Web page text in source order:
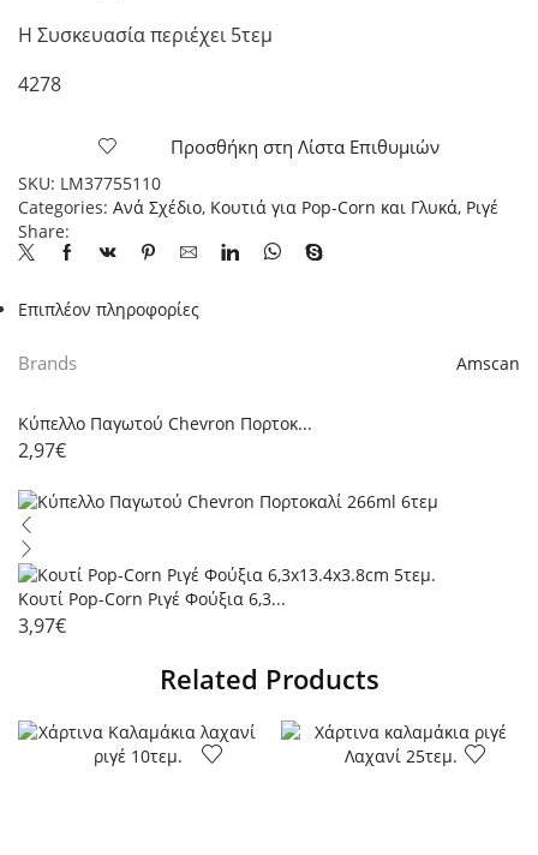
Η Συσκευασία περιέχει 5τεμ
4278
Προσθήκη στη Λίστα Επιθυμιών
SKU: LM37755110
Categories: Ανά Σχέδιο, Κουτιά για Pop-Corn και Γλυκά, Ριγέ
Share:
Επιπλέον πληροφορίες
Brands Amscan
Κύπελλο Παγωτού Chevron Πορτοκ...
2,97€
Κουτί Pop-Corn Ριγέ Φούξια 6,3...
3,97€
Related Products